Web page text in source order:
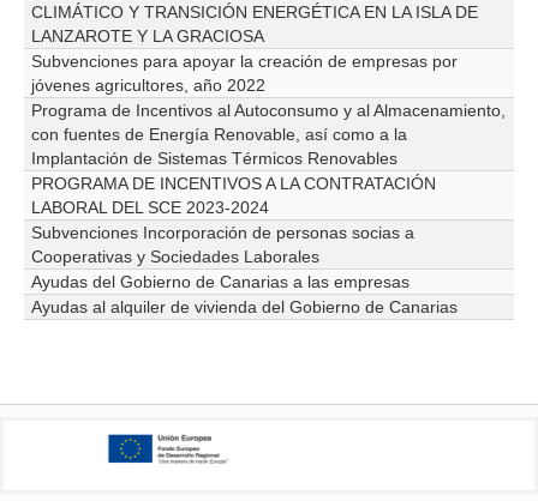
CLIMÁTICO Y TRANSICIÓN ENERGÉTICA EN LA ISLA DE
LANZAROTE Y LA GRACIOSA
Subvenciones para apoyar la creación de empresas por
jóvenes agricultores, año 2022
Programa de Incentivos al Autoconsumo y al Almacenamiento,
con fuentes de Energía Renovable, así como a la
Implantación de Sistemas Térmicos Renovables
PROGRAMA DE INCENTIVOS A LA CONTRATACIÓN
LABORAL DEL SCE 2023-2024
Subvenciones Incorporación de personas socias a
Cooperativas y Sociedades Laborales
Ayudas del Gobierno de Canarias a las empresas
Ayudas al alquiler de vivienda del Gobierno de Canarias